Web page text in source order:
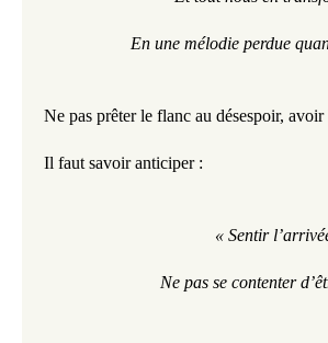
En une mélodie perdue
Ne pas prêter le flanc au désespoir,
Il faut savoir anticiper :
« Sentir
Ne pas se contenter